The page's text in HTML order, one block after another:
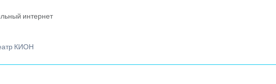
интернет
КИОН